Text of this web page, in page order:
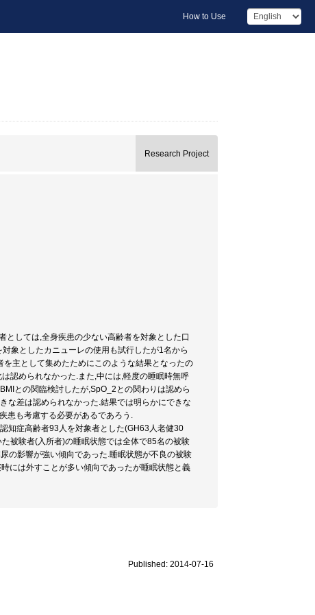
How to Use
Research Project
としては,全身疾患の少ない高齢者を対象とした口
象としたカニューレの使用も試行したが1名から
主として集めたためにこのような結果となったの
認められなかった.また,中には,軽度の睡眠時無呼
との関臨検討したが,SpO_2との関わりは認めら
な差は認められなかった.結果では明らかにできな
患も考慮する必要があるであろう.
知症高齢者93人を対象者とした(GH63人老健30
被験者(入所者)の睡眠状態では全体で85名の被験
の影響が強い傾向であった.睡眠状態が不良の被験
には外すことが多い傾向であったが睡眠状態と義
Published: 2014-07-16